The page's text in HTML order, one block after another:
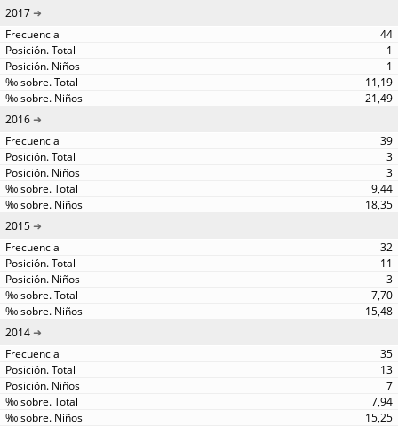
2017
44
1
1
11,19
21,49
2016
39
3
3
9,44
18,35
2015
32
11
3
7,70
15,48
2014
35
13
7
7,94
15,25